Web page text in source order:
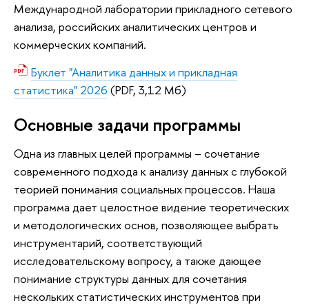
Международной лаборатории прикладного сетевого
анализа, российских аналитических центров и
коммерческих компаний.
Буклет "Аналитика данных и прикладная
статистика" 2026 (PDF, 3,12 Мб)
Основные задачи программы
Одна из главных целей программы – сочетание
современного подхода к анализу данных с глубокой
теорией понимания социальных процессов. Наша
программа дает целостное видение теоретических
и методологических основ, позволяющее выбрать
инструментарий, соответствующий
исследовательскому вопросу, а также дающее
понимание структуры данных для сочетания
нескольких статистических инструментов при